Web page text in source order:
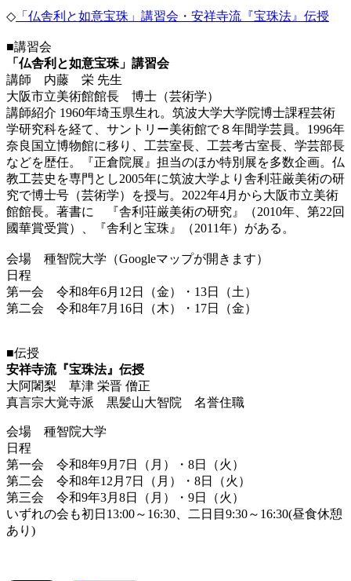
◇ 「仏舎利と如意宝珠」講習会・安祥寺流『宝珠法』伝授
■講習会
「仏舎利と如意宝珠」講習会
講師 内藤 栄 先生
大阪市立美術館館長 博士（芸術学）
講師紹介 1960年埼玉県生れ。筑波大学大学院博士課程芸術
学研究科を経て、サントリー美術館で８年間学芸員。1996年
奈良国立博物館に移り、工芸室長、工芸考古室長、学芸部長
などを歴任。『正倉院展』担当のほか特別展を多数企画。仏
教工芸史を専門とし2005年に筑波大学より舎利荘厳美術の研
究で博士号（芸術学）を授与。2022年4月から大阪市立美術
館館長。著書に 『舎利荘厳美術の研究』（2010年、第22回
國華賞受賞）、『舎利と宝珠』（2011年）がある。
会場 種智院大学（Googleマップが開きます）
日程
第一会 令和8年6月12日（金）・13日（土）
第二会 令和8年7月16日（木）・17日（金）
■伝授
安祥寺流『宝珠法』伝授
大阿闍梨 草津 栄晋 僧正
真言宗大覚寺派 黒髪山大智院 名誉住職
会場 種智院大学
日程
第一会 令和8年9月7日（月）・8日（火）
第二会 令和8年12月7日（月）・8日（火）
第三会 令和9年3月8日（月）・9日（火）
いずれの会も初日13:00～16:30、二日目9:30～16:30(昼食休憩
あり)